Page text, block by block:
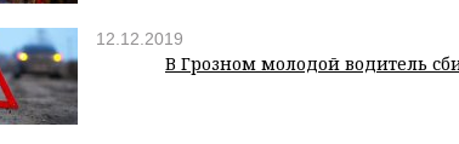
12.12.2019
В Грозном молодой водитель